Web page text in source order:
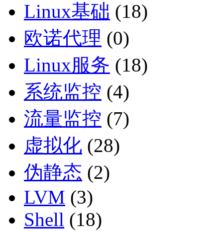
Linux基础 (18)
欧诺代理 (0)
Linux服务 (18)
系统监控 (4)
流量监控 (7)
虚拟化 (28)
伪静态 (2)
LVM (3)
Shell (18)